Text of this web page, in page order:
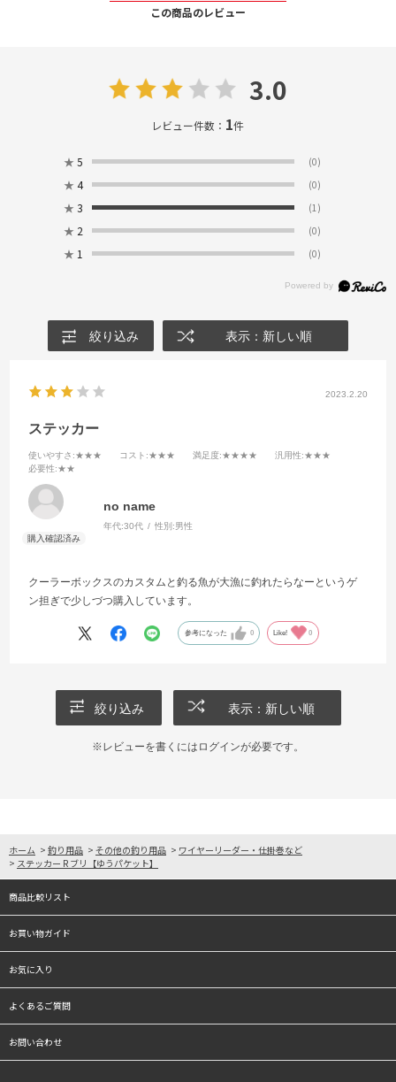
この商品のレビュー
3.0
レビュー件数： 1件
★ 5 (0)
★ 4 (0)
★ 3 (1)
★ 2 (0)
★ 1 (0)
絞り込み 表示：新しい順
2023.2.20
ステッカー
使いやすさ :★★★ コスト :★★★ 満足度:★★★★ 汎用性:★★★
必要性:★★
no name
年代:30代 性別:男性
クーラーボックスのカスタムと釣る魚が大漁に釣れたらなーというゲ
ン担ぎで少しづつ購入しています。
参考になった 0 Like! 0
絞り込み 表示：新しい順
※レビューを書くには ログインが必要です。
ホーム > 釣り用品 > その他の釣り用品 > ワイヤーリーダー・仕掛巻など
> ステッカー R ブリ【ゆうパケット】
商品比較リスト
お買い物ガイド
お気に入り
よくあるご質問
お問い合わせ